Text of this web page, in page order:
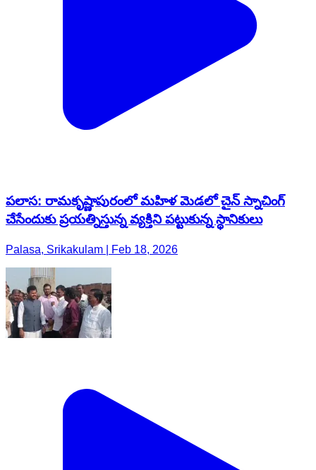
పలాస: రామకృష్ణాపురంలో మహిళ మెడలో చైన్ స్నాచింగ్
చేసేందుకు ప్రయత్నిస్తున్న వ్యక్తిని పట్టుకున్న స్థానికులు
Palasa, Srikakulam | Feb 18, 2026